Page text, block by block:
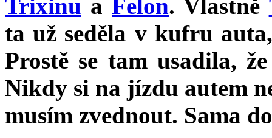
Trixinu aFelon. Vlastně
ta už seděla v kufru
Prostě se tam usadila,
Nikdy si na jízdu autem
musím zvednout. Sama